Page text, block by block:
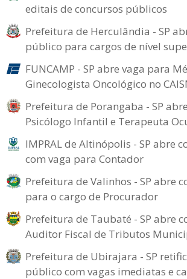
editais de concursos públicos
Prefeitura de Herculândia - SP
público para cargos de nível
FUNCAMP - SP abre vaga para
Ginecologista Oncológico no
Prefeitura de Porangaba - SP
Psicólogo Infantil e Terapeuta
IMPRAL de Altinópolis - SP abre
com vaga para Contador
Prefeitura de Valinhos - SP abre
para o cargo de Procurador
Prefeitura de Taubaté - SP abre
Auditor Fiscal de Tributos
Prefeitura de Ubirajara - SP
público com vagas imediatas e